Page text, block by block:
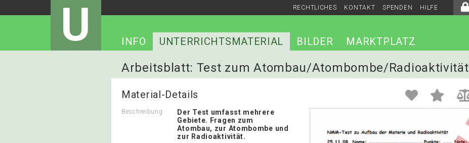
RECHTLICHES KONTAKT SPENDEN HILFE
U INFO UNTERRICHTSMATERIAL BILDER MARKTPLATZ
Arbeitsblatt: Test zum Atombau/Atombombe/Radioaktivität
Material-Details
Beschreibung
Der Test umfasst mehrere
Gebiete. Fragen zum
Atombau, zur Atombombe und
zur Radioaktivität.